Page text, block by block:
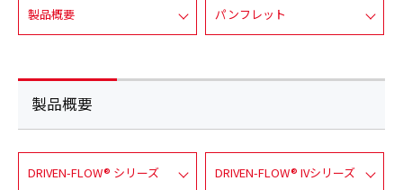
製品概要 パンフレット
製品概要
DRIVEN-FLOW® シリーズ DRIVEN-FLOW® IVシリーズ